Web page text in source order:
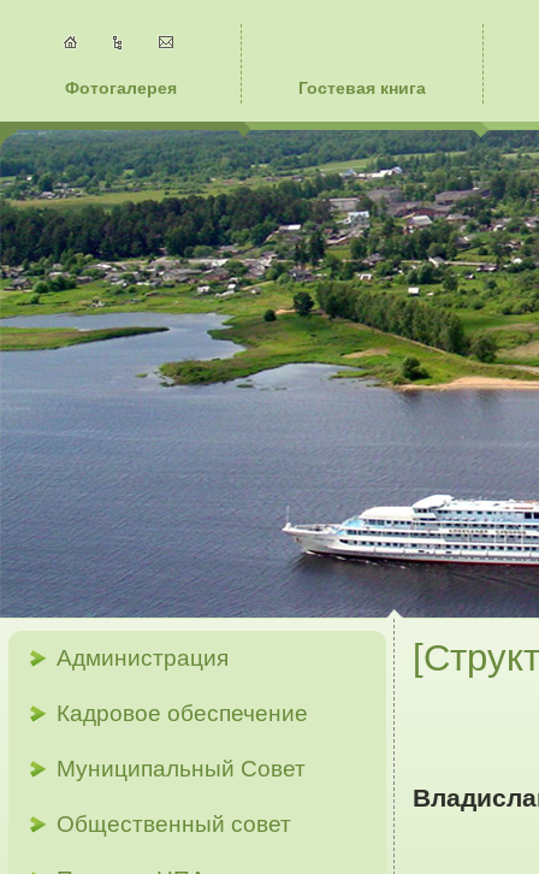
Фотогалерея Гостевая книга
Администрация
Кадровое обеспечение
Муниципальный Совет
Общественный совет